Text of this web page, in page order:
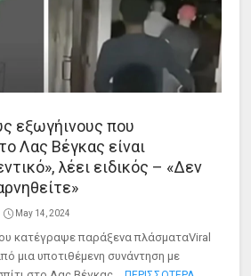
εξωγήινους που
Λας Βέγκας είναι
λέει ειδικός – «Δεν
May 14, 2024
κατέγραψε παράξενα πλάσματαViral
μια υποτιθέμενη συνάντηση με